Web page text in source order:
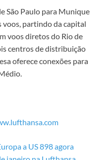
São Paulo para Munique
voos, partindo da capital
voos diretos do Rio de
centros de distribuição
oferece conexões para
a US 898 agora